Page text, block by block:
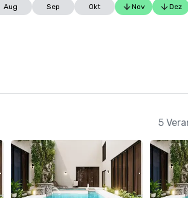
Aug Sep Okt Nov Dez
5